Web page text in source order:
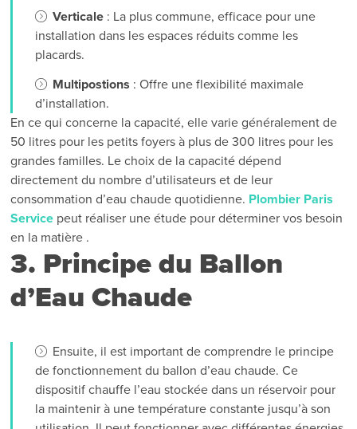
Verticale : La plus commune, efficace pour une
installation dans les espaces réduits comme les
placards.
Multipostions : Offre une flexibilité maximale
d’installation.
En ce qui concerne la capacité, elle varie généralement de
50 litres pour les petits foyers à plus de 300 litres pour les
grandes familles. Le choix de la capacité dépend
directement du nombre d’utilisateurs et de leur
consommation d’eau chaude quotidienne. Plombier Paris
Service peut réaliser une étude pour déterminer vos besoin
en la matière .
3. Principe du Ballon
d’Eau Chaude
Ensuite, il est important de comprendre le principe
de fonctionnement du ballon d’eau chaude. Ce
dispositif chauffe l’eau stockée dans un réservoir pour
la maintenir à une température constante jusqu’à son